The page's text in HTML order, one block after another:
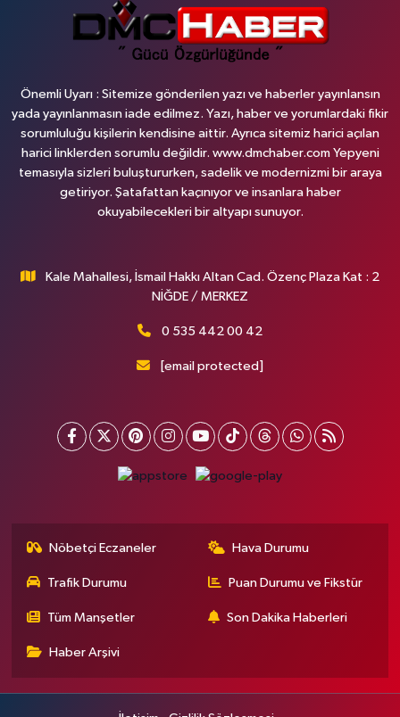
Önemli Uyarı : Sitemize gönderilen yazı ve haberler yayınlansın
yada yayınlanmasın iade edilmez. Yazı, haber ve yorumlardaki fikir
sorumluluğu kişilerin kendisine aittir. Ayrıca sitemiz harici açılan
harici linklerden sorumlu değildir. www.dmchaber.com Yepyeni
temasıyla sizleri buluştururken, sadelik ve modernizmi bir araya
getiriyor. Şatafattan kaçınıyor ve insanlara haber
okuyabilecekleri bir altyapı sunuyor.
Kale Mahallesi, İsmail Hakkı Altan Cad. Özenç Plaza Kat : 2
NİĞDE / MERKEZ
0 535 442 00 42
[email protected]
Nöbetçi Eczaneler Hava Durumu
Trafik Durumu Puan Durumu ve Fikstür
Tüm Manşetler Son Dakika Haberleri
Haber Arşivi